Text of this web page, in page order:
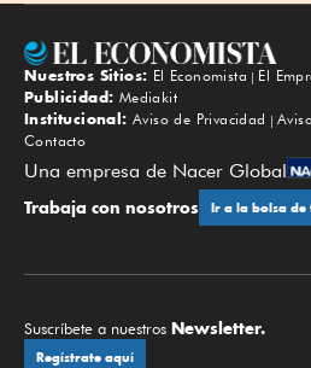
Nuestros Sitios: El Economista El
Publicidad: Mediakit
Institucional: Aviso de Privacidad
Contacto
Una empresa de Nacer Global
Trabaja con nosotros Ir a la bolsa
Suscríbete a nuestros Newsletter.
Regístrate aquí